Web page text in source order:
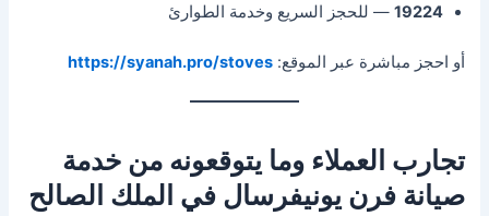
19224 — للحجز السريع وخدمة الطوارئ
أو احجز مباشرة عبر الموقع:https://syanah.pro/stoves
تجارب العملاء وما يتوقعونه من خدمة
صيانة فرن يونيفرسال في الملك الصالح